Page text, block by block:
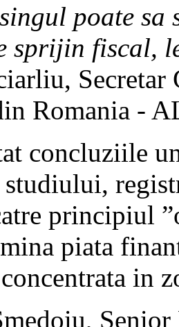
poate
sprijin fiscal,
Secretar
Romania -
concluziile
principiul
piata
in